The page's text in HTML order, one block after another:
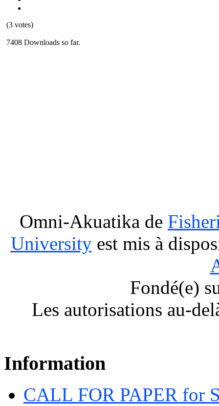
(3 votes)
7408 Downloads so far.
Omni-Akuatika de
Universityest mis à
Fondé(e)
Les autorisations au-
Information
CALL FOR PAPER for